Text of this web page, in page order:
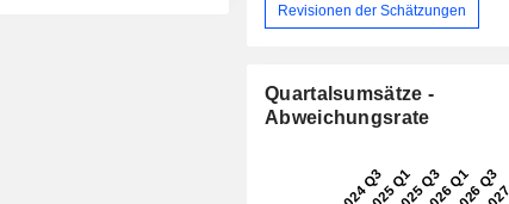
Revisionen der Schätzungen
Quartalsumsätze -
Abweichungsrate